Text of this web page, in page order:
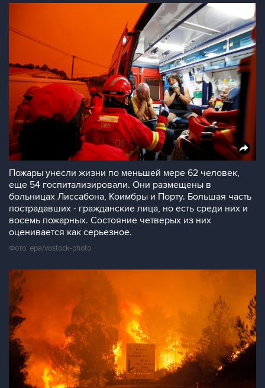
Пожары унесли жизни по меньшей мере 62 человек,
еще 54 госпитализировали. Они размещены в
больницах Лиссабона, Коимбры и Порту. Большая часть
пострадавших - гражданские лица, но есть среди них и
восемь пожарных. Состояние четверых из них
оценивается как серьезное.
Фото: epa/vostock-photo